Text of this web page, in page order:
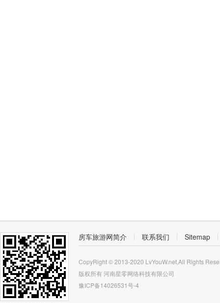
房车旅游网简介 联系我们 Sitemap
CopyRight © 2013-2020 LvYouW.net,All Rights
版权所有河南星零网络科技有限公司
豫ICP备14026531号-4